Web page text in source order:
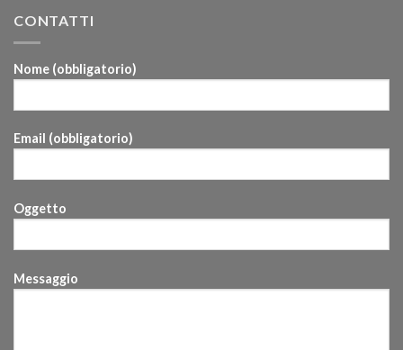
CONTATTI
Nome (obbligatorio)
Email (obbligatorio)
Oggetto
Messaggio